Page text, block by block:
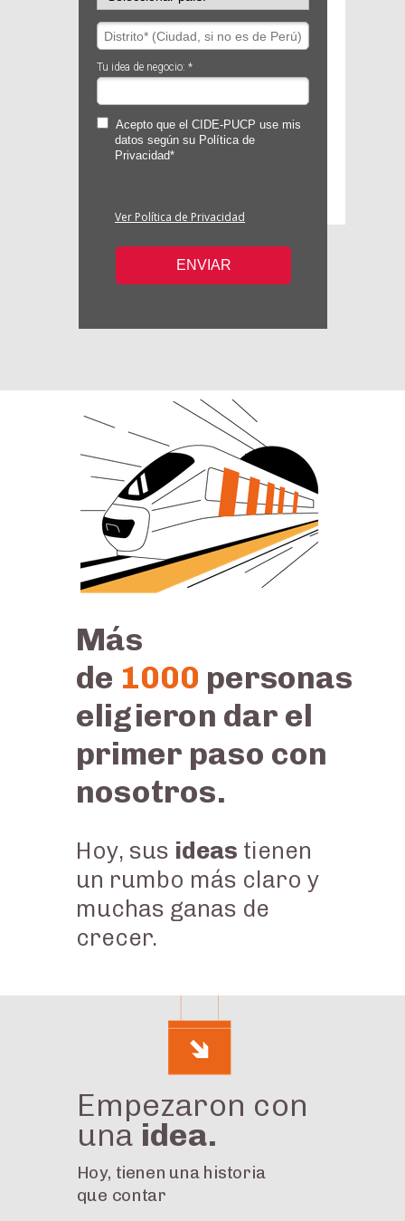
Tu idea de negocio: *
Acepto que el CIDE-PUCP use mis
datos según su Política de
Privacidad*
ENVIAR
Ver Política de Privacidad
Más
de 1000 personas
eligieron dar el
primer paso con
nosotros.
Hoy, sus ideas tienen
un rumbo más claro y
muchas ganas de
crecer.
Empezaron con
una idea.
Hoy, tienen una historia
que contar